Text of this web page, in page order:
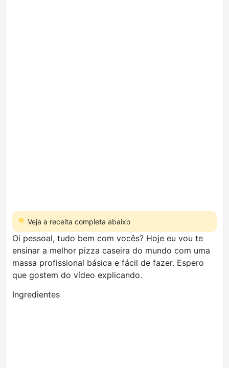
Veja a receita completa abaixo
Oi pessoal, tudo bem com vocês? Hoje eu vou te
ensinar a melhor pizza caseira do mundo com uma
massa profissional básica e fácil de fazer. Espero
que gostem do vídeo explicando.
Ingredientes